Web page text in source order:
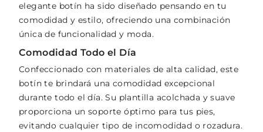
elegante botín ha sido diseñado pensando en tu
comodidad y estilo, ofreciendo una combinación
única de funcionalidad y moda.
Comodidad Todo el Día
Confeccionado con materiales de alta calidad, este
botín te brindará una comodidad excepcional
durante todo el día. Su plantilla acolchada y suave
proporciona un soporte óptimo para tus pies,
evitando cualquier tipo de incomodidad o rozadura.